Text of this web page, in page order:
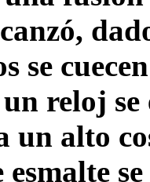
se
reloj se
un alto
esmalte